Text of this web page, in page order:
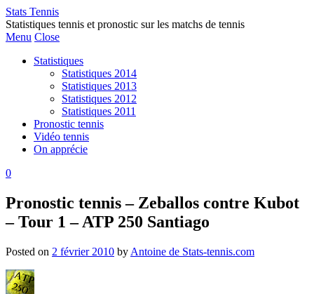
Stats Tennis
Statistiques tennis et pronostic sur les matchs de tennis
Menu Close
Statistiques
Statistiques 2014
Statistiques 2013
Statistiques 2012
Statistiques 2011
Pronostic tennis
Vidéo tennis
On apprécie
0
Pronostic tennis – Zeballos contre Kubot
– Tour 1 – ATP 250 Santiago
Posted on 2 février 2010 by Antoine de Stats-tennis.com